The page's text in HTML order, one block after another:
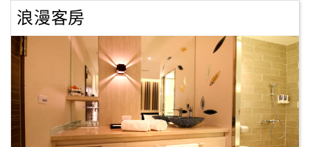
旅
卡
訂
房
請
款
收
浪漫客房